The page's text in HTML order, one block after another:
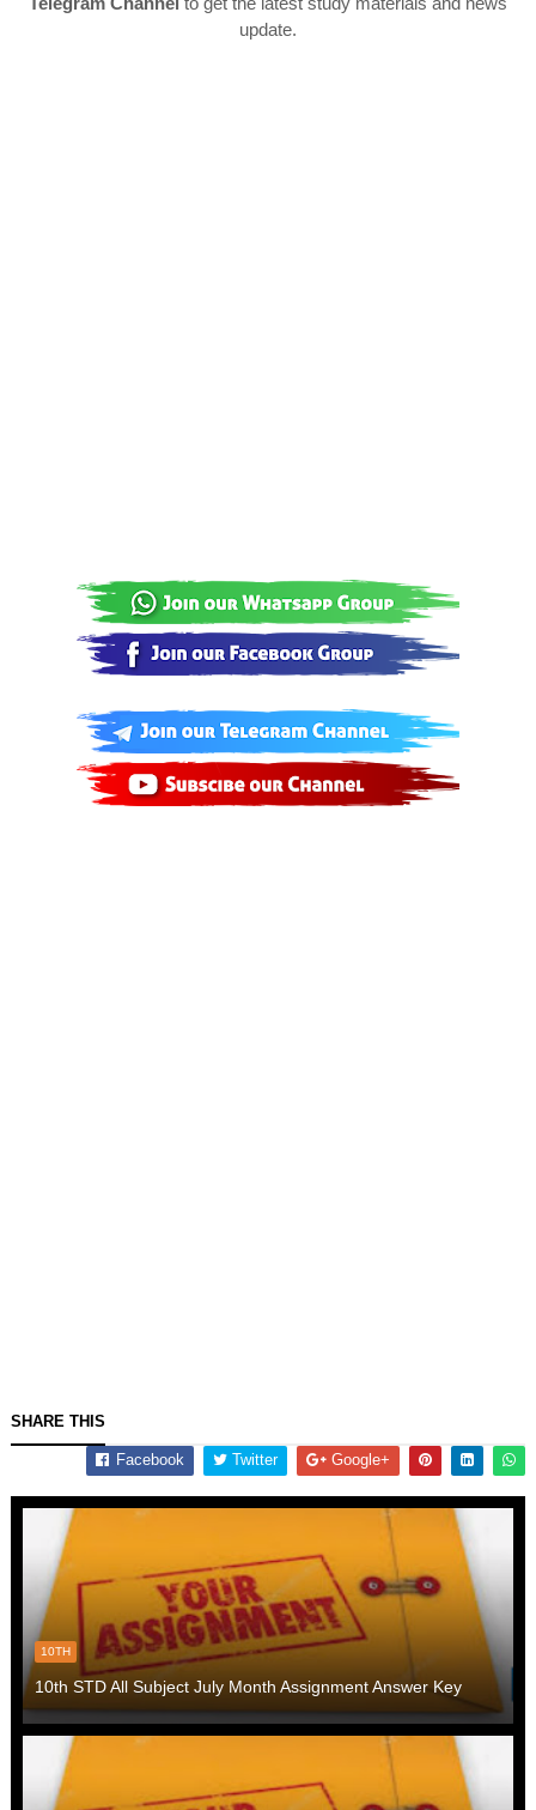
update.
SHARE THIS
Facebook Twitter Google+
10TH
10th STD All Subject July Month Assignment Answer Key